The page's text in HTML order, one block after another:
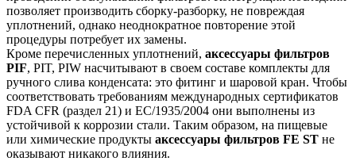
позволяет производить сборку-разборку, не повреждая
уплотнений, однако неоднократное повторение этой
процедуры потребует их замены.
Кроме перечисленных уплотнений, аксессуары фильтров
PIF, PIT, PIW насчитывают в своем составе комплекты для
ручного слива конденсата: это фитинг и шаровой кран. Чтобы
соответствовать требованиям международных сертификатов
FDA CFR (раздел 21) и EC/1935/2004 они выполнены из
устойчивой к коррозии стали. Таким образом, на пищевые
или химические продукты аксессуары фильтров FE ST не
оказывают никакого влияния.